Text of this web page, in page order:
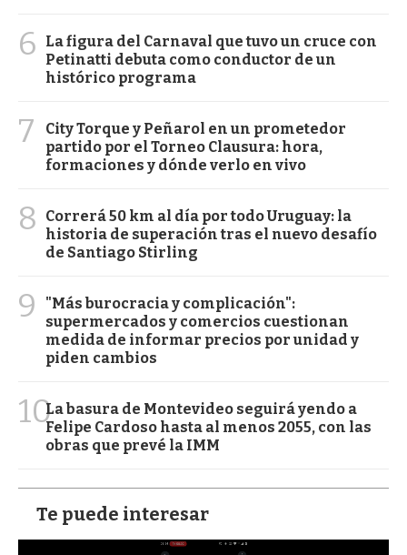
6
La figura del Carnaval que tuvo un cruce con
Petinatti debuta como conductor de un
histórico programa
7
City Torque y Peñarol en un prometedor
partido por el Torneo Clausura: hora,
formaciones y dónde verlo en vivo
8
Correrá 50 km al día por todo Uruguay: la
historia de superación tras el nuevo desafío
de Santiago Stirling
9
"Más burocracia y complicación":
supermercados y comercios cuestionan
medida de informar precios por unidad y
piden cambios
10La basura de Montevideo seguirá yendo a
Felipe Cardoso hasta al menos 2055, con las
obras que prevé la IMM
Te puede interesar